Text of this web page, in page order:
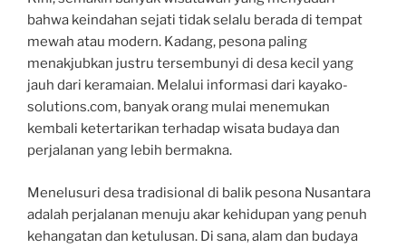
bahwa keindahan sejati tidak selalu berada di tempat
mewah atau modern. Kadang, pesona paling
menakjubkan justru tersembunyi di desa kecil yang
jauh dari keramaian. Melalui informasi dari kayako-
solutions.com, banyak orang mulai menemukan
kembali ketertarikan terhadap wisata budaya dan
perjalanan yang lebih bermakna.
Menelusuri desa tradisional di balik pesona Nusantara
adalah perjalanan menuju akar kehidupan yang penuh
kehangatan dan ketulusan. Di sana, alam dan budaya